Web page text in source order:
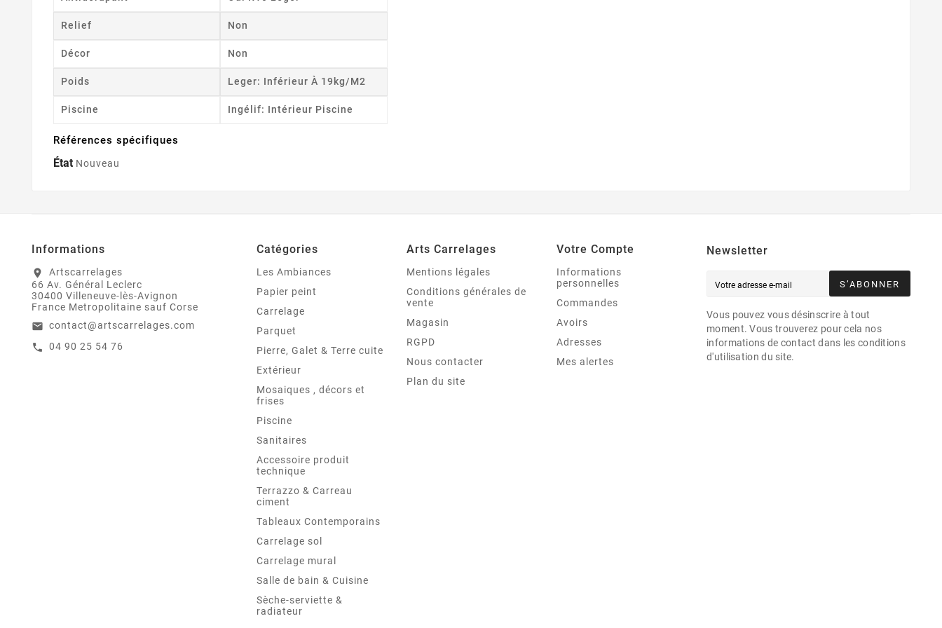
Relief Non
Décor Non
Poids Leger: Inférieur À 19kg/m2
Piscine Ingélif: Intérieur Piscine
Références spécifiques
État Nouveau
Informations
location_on
Artscarrelages
66 Av. Général Leclerc
30400 Villeneuve-lès-Avignon
France Metropolitaine sauf Corse
email contact@artscarrelages.com
call 04 90 25 54 76
Catégories
Les Ambiances
Papier peint
Carrelage
Parquet
Pierre, Galet & Terre cuite
Extérieur
Mosaiques , décors et
frises
Piscine
Sanitaires
Accessoire produit
technique
Terrazzo & Carreau
ciment
Tableaux Contemporains
Carrelage sol
Carrelage mural
Salle de bain & Cuisine
Sèche-serviette &
radiateur
Arts Carrelages
Mentions légales
Conditions générales de
vente
Magasin
RGPD
Nous contacter
Plan du site
Votre Compte
Informations
personnelles
Commandes
Avoirs
Adresses
Mes alertes
Newsletter
S’ABONNER
Vous pouvez vous désinscrire à tout
moment. Vous trouverez pour cela nos
informations de contact dans les conditions
d'utilisation du site.